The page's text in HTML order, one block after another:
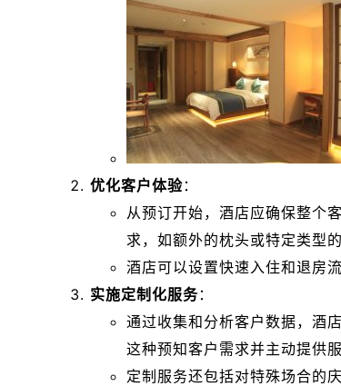
优化客户体验：
从预订开始，酒店应确保整个
求，如额外的枕头或特定类型的
酒店可以设置快速入住和退房
实施定制化服务：
通过收集和分析客户数据，酒
这种预知客户需求并主动提供
定制服务还包括对特殊场合的